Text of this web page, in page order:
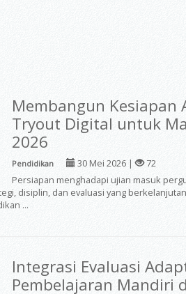
Membangun Kesiapan
Tryout Digital untuk
2026
Pendidikan 30 Mei 2026 |
72
Persiapan menghadapi ujian masuk
disiplin, dan evaluasi yang
...
Integrasi Evaluasi
Pembelajaran Mandiri